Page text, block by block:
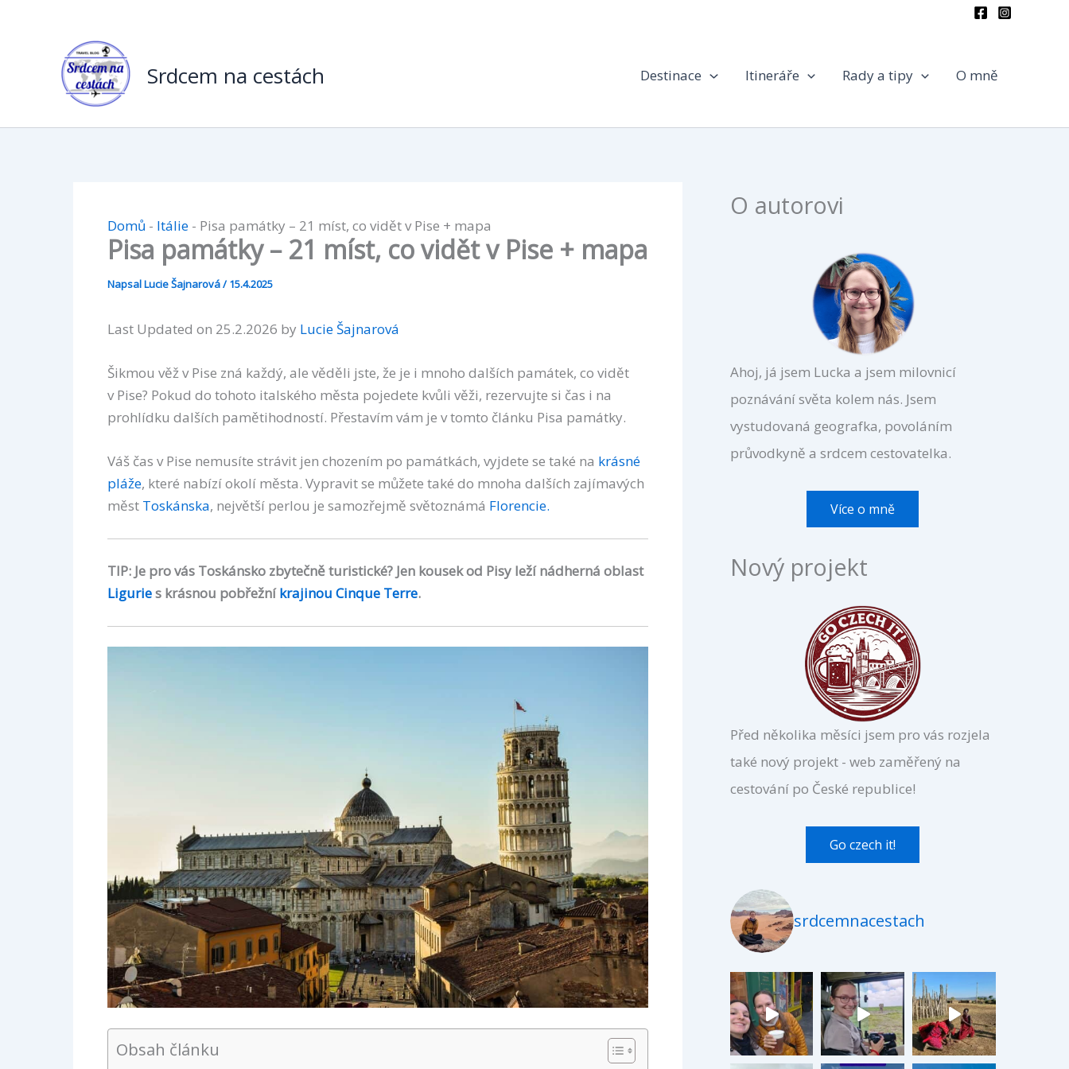
Srdcem na cestách Destinace Itineráře Rady a tipy O mně
Domů - Itálie- Pisa památky – 21 míst, co vidět v Pise + mapa
Pisa památky – 21 míst, co vidět v Pise + mapa
NapsalLucie Šajnarová/15.4.2025
Last Updated on 25.2.2026 by Lucie Šajnarová
Šikmou věž v Pise zná každý, ale věděli jste, že je i mnoho dalších památek, co vidět
v Pise? Pokud do tohoto italského města pojedete kvůli věži, rezervujte si čas i na
prohlídku dalších pamětihodností. Přestavím vám je v tomto článku Pisa památky.
Váš čas v Pise nemusíte strávit jen chozením po památkách, vyjdete se také na krásné
pláže, které nabízí okolí města. Vypravit se můžete také do mnoha dalších zajímavých
měst Toskánska, největší perlou je samozřejmě světoznámá Florencie.
TIP: Je pro vás Toskánsko zbytečně turistické? Jen kousek od Pisy leží nádherná oblast
Liguries krásnou pobřežníkrajinou Cinque Terre.
Obsah článku
O autorovi
Ahoj, já jsem Lucka a jsem milovnicí
poznávání světa kolem nás. Jsem
vystudovaná geografka, povoláním
průvodkyně a srdcem cestovatelka.
Více o mně
Nový projekt
Před několika měsíci jsem pro vás rozjela
také nový projekt - web zaměřený na
cestování po České republice!
Go czech it!
srdcemnacestach